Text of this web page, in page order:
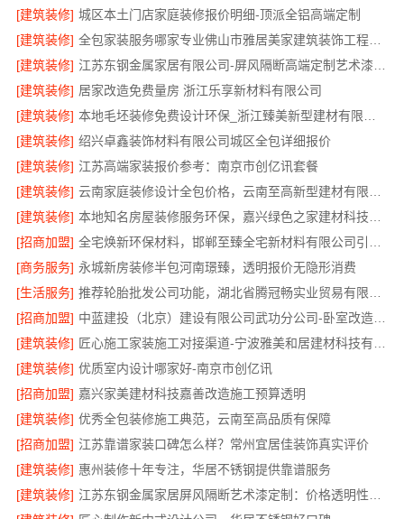
[建筑装修] 城区本土门店家庭装修报价明细-顶派全铝高端定制
[建筑装修]
全包家装服务哪家专业佛山市雅居美家建筑装饰工程有限公司
[建筑装修]
[建筑装修] 居家改造免费量房 浙江乐享新材料有限公司
[建筑装修]
[建筑装修] 绍兴卓鑫装饰材料有限公司城区全包详细报价
[建筑装修] 江苏高端家装报价参考：南京市创亿讯套餐
[建筑装修]
[建筑装修]
[招商加盟]
[商务服务] 永城新房装修半包河南璟臻，透明报价无隐形消费
[生活服务]
[招商加盟]
中蓝建投（北京）建设有限公司武功分公司-卧室改造智能家居
[建筑装修]
[建筑装修] 优质室内设计哪家好-南京市创亿讯
[招商加盟] 嘉兴家美建材科技嘉善改造施工预算透明
[建筑装修] 优秀全包装修施工典范，云南至高品质有保障
[招商加盟] 江苏靠谱家装口碑怎么样？常州宜居佳装饰真实评价
[建筑装修] 惠州装修十年专注，华居不锈钢提供靠谱服务
[建筑装修]